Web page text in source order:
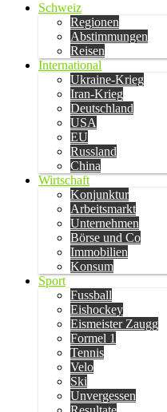
Schweiz
Regionen
Abstimmungen
Reisen
International
Ukraine-Krieg
Iran-Krieg
Deutschland
USA
EU
Russland
China
Wirtschaft
Konjunktur
Arbeitsmarkt
Unternehmen
Börse und Co
Immobilien
Konsum
Sport
Fussball
Eishockey
Eismeister Zaugg
Formel 1
Tennis
Velo
Ski
Unvergessen